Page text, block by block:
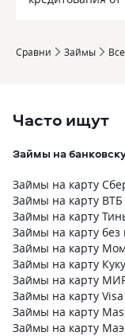
Сравни Займы
Часто ищут
Займы на
Займы на карту
Займы на карту ВТБ
Займы на карту
Займы на карту
Займы на карту
Займы на карту
Займы на карту
Займы на карту Visa
Займы на карту
Займы на карту